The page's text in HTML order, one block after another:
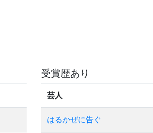
受賞歴あり
芸人
はるかぜに告ぐ